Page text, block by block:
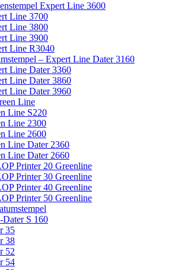
Expert Line 3600
Line 3700
Line 3800
Line 3900
Line R3040
– Expert Line Dater 3160
Line Dater 3360
Line Dater 3860
Line Dater 3960
Line
Line S220
Line 2300
Line 2600
Line Dater 2360
Line Dater 2660
Printer 20 Greenline
Printer 30 Greenline
Printer 40 Greenline
Printer 50 Greenline
S 160
35
38
52
54